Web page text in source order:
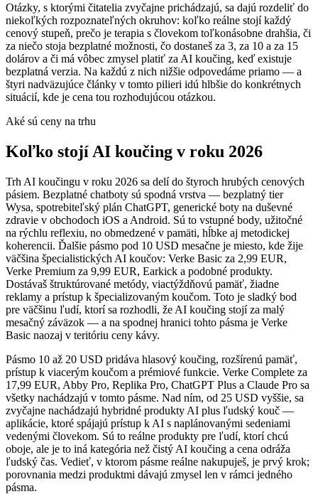
Otázky, s ktorými čitatelia zvyčajne prichádzajú, sa dajú rozdeliť do
niekoľkých rozpoznateľných okruhov: koľko reálne stojí každý
cenový stupeň, prečo je terapia s človekom toľkonásobne drahšia, či
za niečo stoja bezplatné možnosti, čo dostaneš za 3, za 10 a za 15
dolárov a či má vôbec zmysel platiť za AI koučing, keď existuje
bezplatná verzia. Na každú z nich nižšie odpovedáme priamo — a
štyri nadväzujúce články v tomto pilieri idú hlbšie do konkrétnych
situácií, kde je cena tou rozhodujúcou otázkou.
Aké sú ceny na trhu
Koľko stojí AI koučing v roku 2026
Trh AI koučingu v roku 2026 sa delí do štyroch hrubých cenových
pásiem. Bezplatné chatboty sú spodná vrstva — bezplatný tier
Wysa, spotrebiteľský plán ChatGPT, generické boty na duševné
zdravie v obchodoch iOS a Android. Sú to vstupné body, užitočné
na rýchlu reflexiu, no obmedzené v pamäti, hĺbke aj metodickej
koherencii. Ďalšie pásmo pod 10 USD mesačne je miesto, kde žije
väčšina špecialistických AI koučov: Verke Basic za 2,99 EUR,
Verke Premium za 9,99 EUR, Earkick a podobné produkty.
Dostávaš štruktúrované metódy, viactýždňovú pamäť, žiadne
reklamy a prístup k špecializovaným koučom. Toto je sladký bod
pre väčšinu ľudí, ktorí sa rozhodli, že AI koučing stojí za malý
mesačný záväzok — a na spodnej hranici tohto pásma je Verke
Basic naozaj v teritóriu ceny kávy.
Pásmo 10 až 20 USD pridáva hlasový koučing, rozšírenú pamäť,
prístup k viacerým koučom a prémiové funkcie. Verke Complete za
17,99 EUR, Abby Pro, Replika Pro, ChatGPT Plus a Claude Pro sa
všetky nachádzajú v tomto pásme. Nad ním, od 25 USD vyššie, sa
zvyčajne nachádzajú hybridné produkty AI plus ľudský kouč —
aplikácie, ktoré spájajú prístup k AI s naplánovanými sedeniami
vedenými človekom. Sú to reálne produkty pre ľudí, ktorí chcú
oboje, ale je to iná kategória než čistý AI koučing a cena odráža
ľudský čas. Vedieť, v ktorom pásme reálne nakupuješ, je prvý krok;
porovnania medzi produktmi dávajú zmysel len v rámci jedného
pásma.